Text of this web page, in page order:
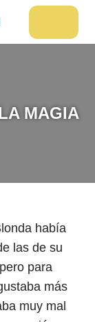
DÉBORAH
MAGIA
había
las de su
para
más
muy mal